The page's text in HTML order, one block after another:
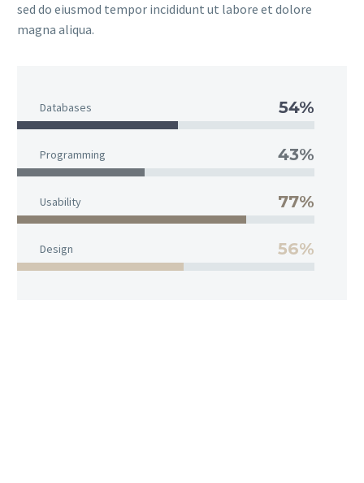
sed do eiusmod tempor incididunt ut labore et dolore
magna aliqua.
Databases 54%
Programming 43%
Usability 77%
Design 56%